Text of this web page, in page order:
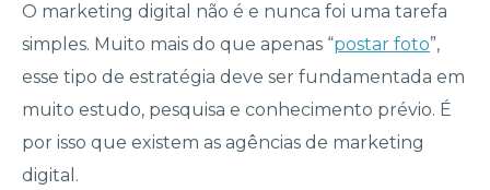
O marketing digital não é e nunca foi uma tarefa
simples. Muito mais do que apenas “postar foto”,
esse tipo de estratégia deve ser fundamentada em
muito estudo, pesquisa e conhecimento prévio. É
por isso que existem as agências de marketing
digital.